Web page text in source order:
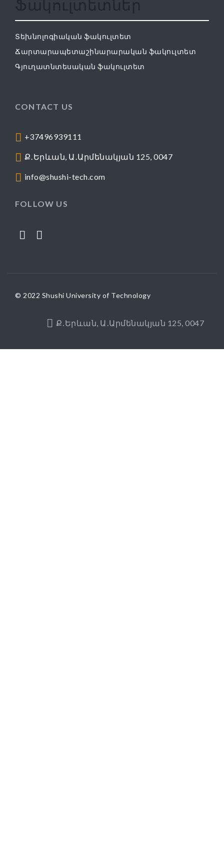
Ֆակուլտետներ
Տեխնոլոգիական ֆակուլտետ
Ճարտարապետաշինարարական ֆակուլտետ
Գյուղատնտեսական ֆակուլտետ
CONTACT US
+37496939111
Ք․Երևան, Ա․Արմենակյան 125, 0047
info@shushi-tech.com
FOLLOW US
© 2022 Shushi University of Technology
Ք․Երևան, Ա․Արմենակյան 125, 0047